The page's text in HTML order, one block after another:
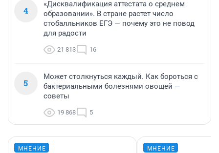
4
«Дисквалификация аттестата о среднем
образовании». В стране растет число
стобалльников ЕГЭ — почему это не повод
для радости
21 813 16
5
Может столкнуться каждый. Как бороться с
бактериальными болезнями овощей —
советы
19 868 5
МНЕНИЕ МНЕНИЕ